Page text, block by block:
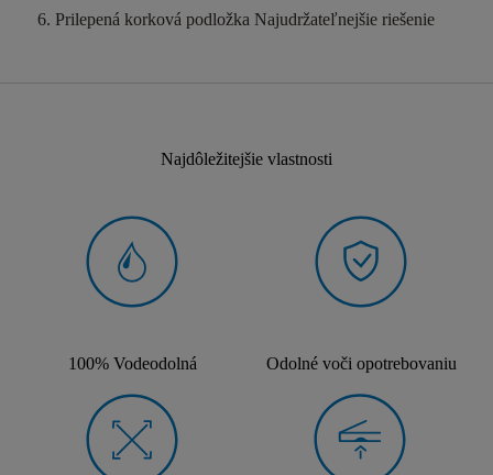
Prilepená korková podložka Najudržateľnejšie riešenie
Najdôležitejšie vlastnosti
100% Vodeodolná Odolné voči opotrebovaniu